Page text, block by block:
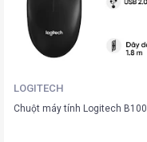
LOGITECH
Chuột máy tính Logitech B100